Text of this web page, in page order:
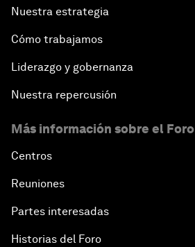
Nuestra estrategia
Cómo trabajamos
Liderazgo y gobernanza
Nuestra repercusión
Más información sobre el Foro
Centros
Reuniones
Partes interesadas
Historias del Foro